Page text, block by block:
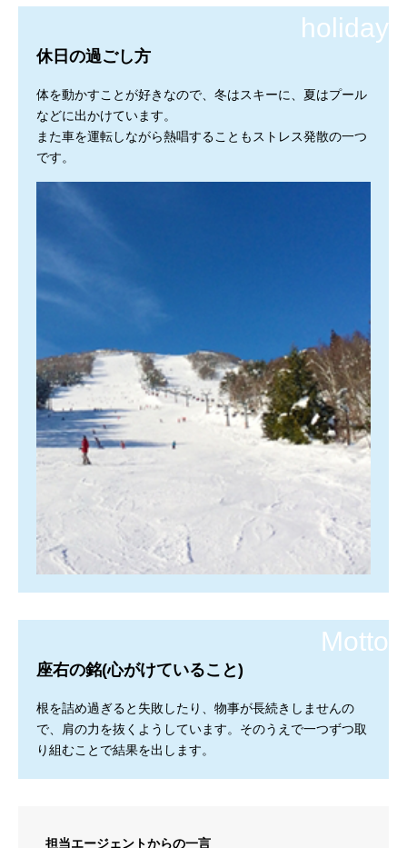
休日の過ごし方
体を動かすことが好きなので、冬はスキーに、夏はプール
などに出かけています。
また車を運転しながら熱唱することもストレス発散の一つ
です。
座右の銘(心がけていること)
根を詰め過ぎると失敗したり、物事が長続きしませんの
で、肩の力を抜くようしています。そのうえで一つずつ取
り組むことで結果を出します。
担当エージェントからの一言